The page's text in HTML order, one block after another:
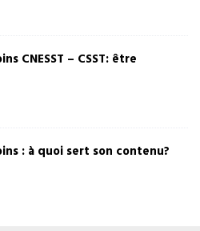
CNESST – CSST: être
: à quoi sert son contenu?